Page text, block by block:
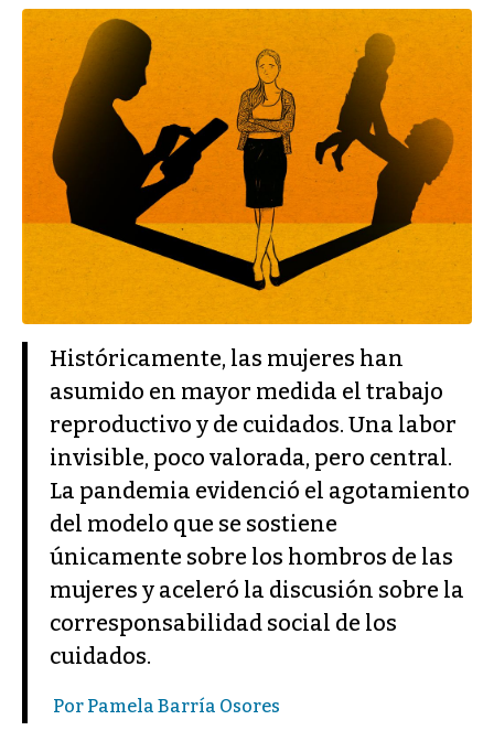
Históricamente, las mujeres han
asumido en mayor medida el trabajo
reproductivo y de cuidados. Una labor
invisible, poco valorada, pero central.
La pandemia evidenció el agotamiento
del modelo que se sostiene
únicamente sobre los hombros de las
mujeres y aceleró la discusión sobre la
corresponsabilidad social de los
cuidados.
Por Pamela Barría Osores